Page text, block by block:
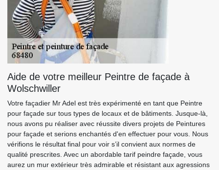
Aide de votre meilleur Peintre de façade à
Wolschwiller
Votre façadier Mr Adel est très expérimenté en tant que Peintre
pour façade sur tous types de locaux et de bâtiments. Jusque-là,
nous avons pu réaliser avec réussite divers projets de Peintures
pour façade et serions enchantés d'en effectuer pour vous. Nous
vérifions le résultat final pour voir s’il convient aux normes de
qualité prescrites. Avec un abordable tarif peindre façade, vous
aurez un mur extérieur très admirable et résistant aux agressions